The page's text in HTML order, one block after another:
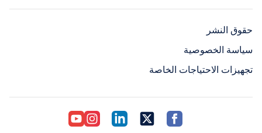
حقوق النشر
سياسة الخصوصية
تجهيزات الاحتياجات الخاصة